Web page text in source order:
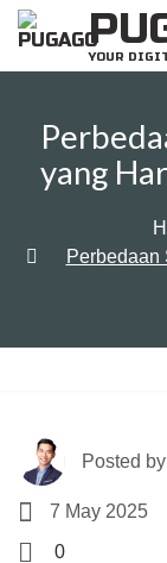
Skip
content
YOUR
yang
Perbedaan
Posted by
7 May 2025
0